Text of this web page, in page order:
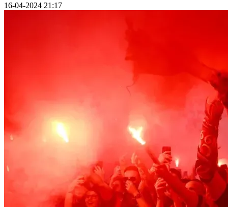
16-04-2024 21:17